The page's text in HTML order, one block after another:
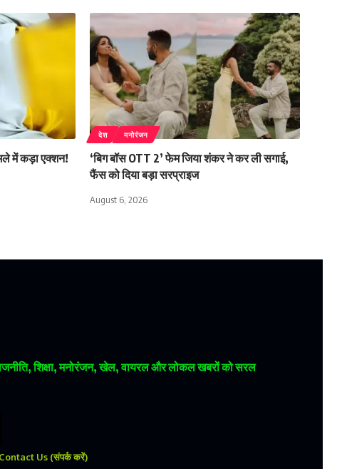
में कड़ा एक्शन!
देश मनोरंजन
‘बिग बॉस OTT 2’ फेम जिया शंकर ने कर ली सगाई,
फैंस को दिया बड़ा सरप्राइज
August 6, 2026
शिक्षा, मनोरंजन, खेल, वायरल और लोकल खबरों को सरल
Contact Us (संपर्क करें)